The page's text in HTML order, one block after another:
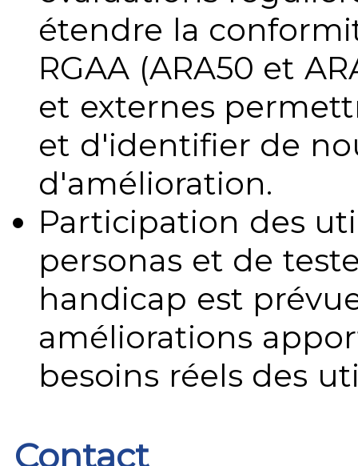
étendre la
RGAA (ARA50 et
et externes
et d'identifier de
d'amélioration.
Participation des
personas et de
handicap est
améliorations
besoins réels des
Contact